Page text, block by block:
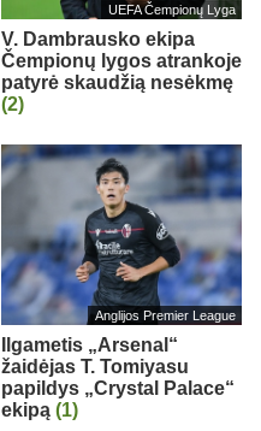
UEFA Čempionų Lyga
V. Dambrausko ekipa
Čempionų lygos atrankoje
patyrė skaudžią nesėkmę
(2)
Anglijos Premier League
Ilgametis „Arsenal“
žaidėjas T. Tomiyasu
papildys „Crystal Palace“
ekipą (1)